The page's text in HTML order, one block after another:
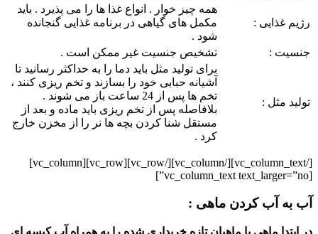
رژیم غذایی :
همه چیز خوار . انواع غذا ها را می پذیرد . باید
مکمل های گیاهی در برنامه غذایی گنجانده
شود .
جنسیت :
تشخیص جنسیت غیر ممکن است .
تولید مثل :
برای تولید مثل باید دما را به حداکثر رسانید تا
آشیانه حبابی خود را بسازند و تخم ریزی کنند ،
تخم ها پس از 24 ساعت باز می شوند .
بلافاصله پس از تخم ریزی باید ماده و بعد از
مستقل شنا کردن بچه ها نر را از مخزن خارج
کرد .
[/vc_column_text][/vc_column][/vc_row][vc_row][vc_column]
[vc_column_text text_larger=”no”]
آب به آب کردن ماهی :
در ابتدا ماهی یا ماهیان تازه خریداری شده را به همراه آب کیسه ای